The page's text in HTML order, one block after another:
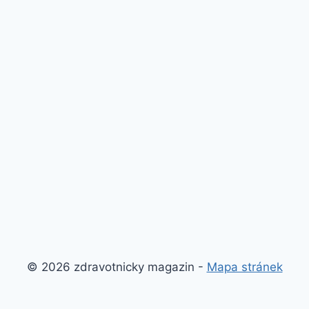
© 2026 zdravotnicky magazin - Mapa stránek